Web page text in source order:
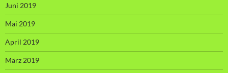
Juni 2019
Mai 2019
April 2019
März 2019